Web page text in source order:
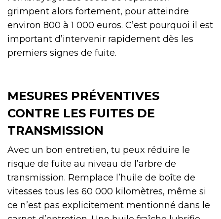
grimpent alors fortement, pour atteindre
environ 800 à 1 000 euros. C’est pourquoi il est
important d’intervenir rapidement dès les
premiers signes de fuite.
MESURES PRÉVENTIVES
CONTRE LES FUITES DE
TRANSMISSION
Avec un bon entretien, tu peux réduire le
risque de fuite au niveau de l’arbre de
transmission. Remplace l’huile de boîte de
vitesses tous les 60 000 kilomètres, même si
ce n’est pas explicitement mentionné dans le